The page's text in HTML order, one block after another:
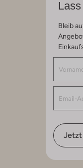
Bleib
Jetzt